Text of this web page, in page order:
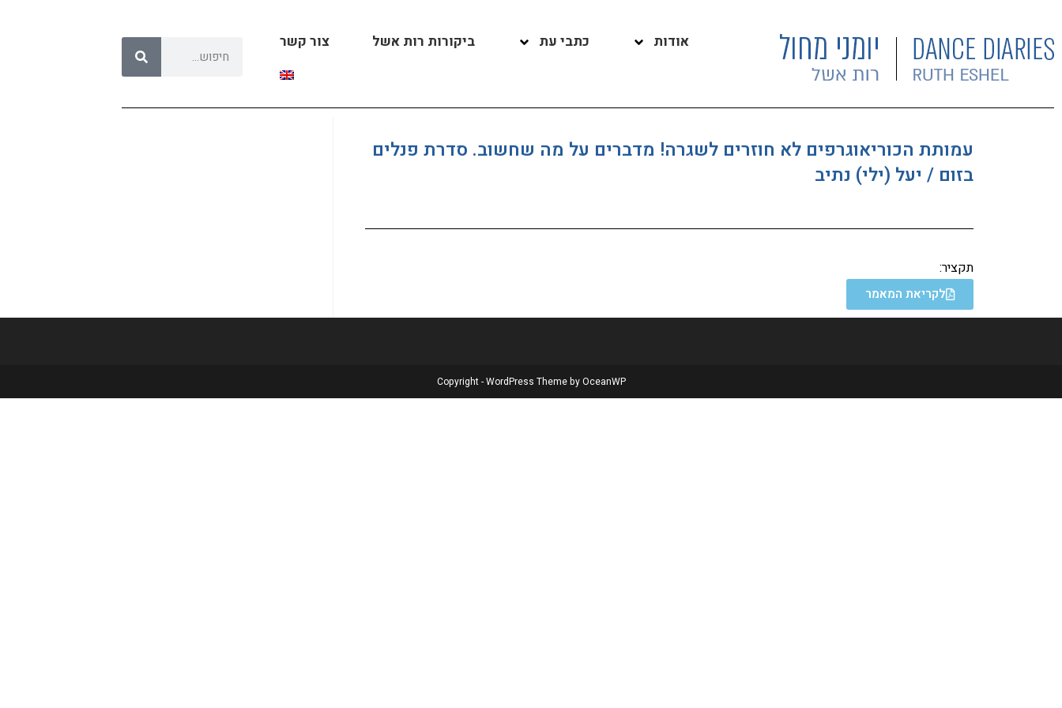
אודות כתבי עת ביקורות רות אשל צור קשר
עמותת הכוריאוגרפים לא חוזרים לשגרה! מדברים על מה שחשוב. סדרת פנלים
בזום / יעל (ילי) נתיב
תקציר:
לקריאת המאמר
Copyright - WordPress Theme by OceanWP